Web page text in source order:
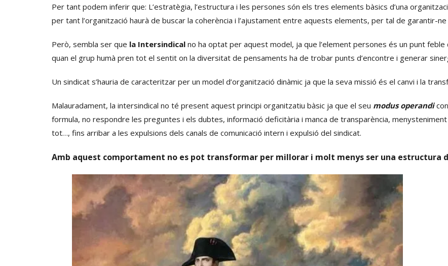
Per tant podem inferir que: L’estratègia, l’estructura i les persones són els tres elements bàsics d’una
per tant l’organització haurà de buscar la coherència i l’ajustament entre aquests elements, per tal de garantir-ne
Però, sembla ser que la Intersindical no ha optat per aquest model, ja que l’element persones és un punt
quan el grup humà pren tot el sentit on la diversitat de pensaments ha de trobar punts d’encontre i generar
Un sindicat s’hauria de caracteritzar per un model d’organització dinàmic ja que la seva missió és el canvi i la
Malauradament, la intersindical no té present aquest principi organitzatiu bàsic ja que el seu modus operandi
formula, no respondre les preguntes i els dubtes, informació deficitària i manca de transparència,
tot…, fins arribar a les expulsions dels canals de comunicació intern i expulsió del sindicat.
Amb aquest comportament no es pot transformar per millorar i molt menys ser una estructura